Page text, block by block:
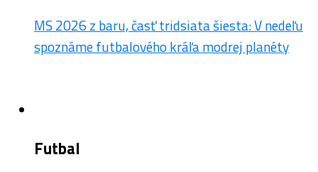
MS 2026 z baru, časť tridsiata šiesta: V nedeľu
spoznáme futbalového kráľa modrej planéty
Futbal